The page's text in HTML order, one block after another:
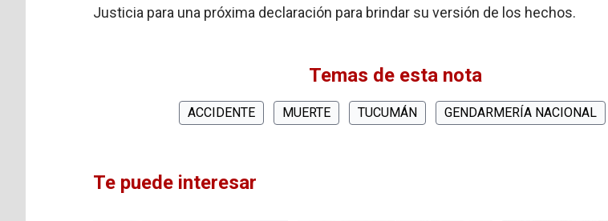
Justicia para una próxima declaración para brindar su versión de los hechos.
Temas de esta nota
ACCIDENTE MUERTE TUCUMÁN GENDARMERÍA NACIONAL
Te puede interesar